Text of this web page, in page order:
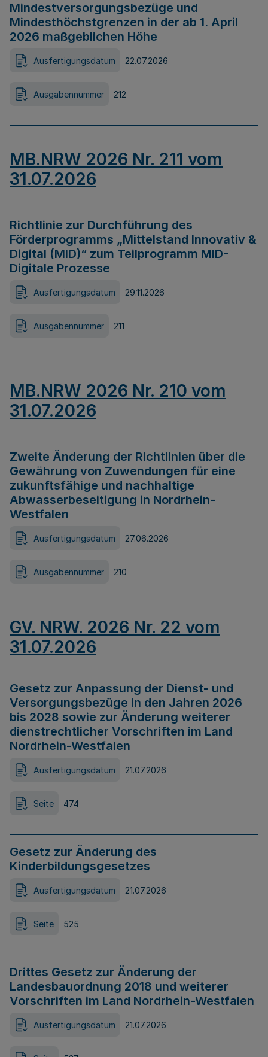
Mindestversorgungsbezüge und
Mindesthöchstgrenzen in der ab 1. April
2026 maßgeblichen Höhe
Ausfertigungsdatum 22.07.2026
Ausgabennummer 212
MB.NRW 2026 Nr. 211 vom
31.07.2026
Richtlinie zur Durchführung des
Förderprogramms „Mittelstand Innovativ &
Digital (MID)“ zum Teilprogramm MID-
Digitale Prozesse
Ausfertigungsdatum 29.11.2026
Ausgabennummer 211
MB.NRW 2026 Nr. 210 vom
31.07.2026
Zweite Änderung der Richtlinien über die
Gewährung von Zuwendungen für eine
zukunftsfähige und nachhaltige
Abwasserbeseitigung in Nordrhein-
Westfalen
Ausfertigungsdatum 27.06.2026
Ausgabennummer 210
GV. NRW. 2026 Nr. 22 vom
31.07.2026
Gesetz zur Anpassung der Dienst- und
Versorgungsbezüge in den Jahren 2026
bis 2028 sowie zur Änderung weiterer
dienstrechtlicher Vorschriften im Land
Nordrhein-Westfalen
Ausfertigungsdatum 21.07.2026
Seite 474
Gesetz zur Änderung des
Kinderbildungsgesetzes
Ausfertigungsdatum 21.07.2026
Seite 525
Drittes Gesetz zur Änderung der
Landesbauordnung 2018 und weiterer
Vorschriften im Land Nordrhein-Westfalen
Ausfertigungsdatum 21.07.2026